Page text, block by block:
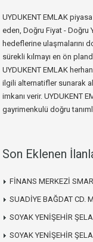
UYDUKENT EMLAK
eden, Doğru Fiyat - Doğru
hedeflerine ulaşmalarını
sürekli kılmayı en ön
UYDUKENT EMLAK
ilgili alternatifler sunarak
imkanı verir. UYDUKENT
gayrimenkulü doğru
Son Eklenen
FİNANS MERKEZİ
SUADİYE BAĞDAT CD.
SOYAK YENİŞEHİR
SOYAK YENİŞEHİR